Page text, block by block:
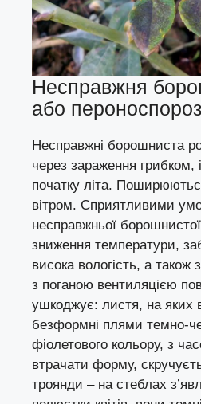
Несправжня
або
Несправжні борошниста
через зараження грибком,
початку літа.
вітром. Сприятливими
несправжньої
зниження температури,
висока вологість, а також
з поганою вентиляцією
ушкоджує: листя, на яких
безформні плями темно-
фіолетового кольору, з
втрачати форму,
троянди – на стеблах